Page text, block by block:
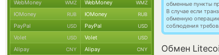
обменные пункты
В случае если
обменную
соблюдения
Обмен
WebMoney WMZ WebMoney WMZ
ЮMoney RUB ЮMoney RUB
PayPal USD PayPal USD
Volet USD Volet USD
Alipay CNY Alipay CNY